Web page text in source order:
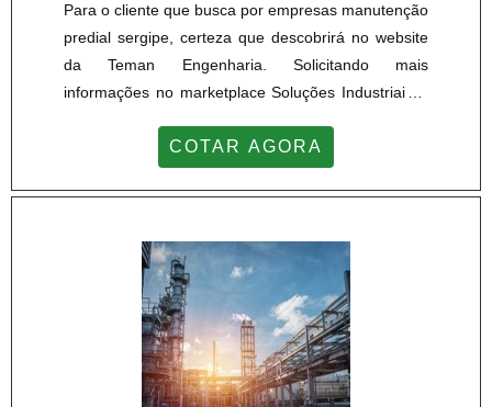
Para o cliente que busca por empresas manutenção
predial sergipe, certeza que descobrirá no website
da Teman Engenharia. Solicitando mais
informações no marketplace Soluções Industriais e
aqui! Quando o desejo é por empresas manutenção
Engenharia poderá encontrar proteção com
EMPRESAS MANUTENÇÃO PRED...
COTAR AGORA